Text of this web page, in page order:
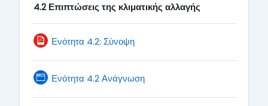
4.2 Επιπτώσεις της κλιματικής αλλαγής
Ενότητα 4.2: ΣύνοψηFile
Ενότητα 4.2 ΑνάγνωσηPage